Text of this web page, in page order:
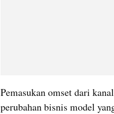
Pemasukan omset dari
perubahan bisnis model